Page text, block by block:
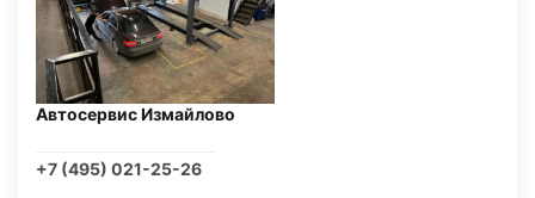
Автосервис Измайлово
+7 (495) 021-25-26